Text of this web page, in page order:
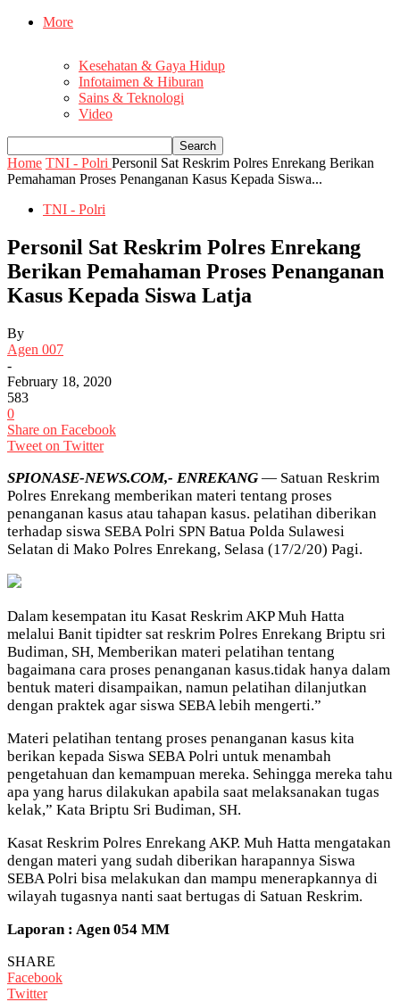
More
Kesehatan & Gaya Hidup
Infotaimen & Hiburan
Sains & Teknologi
Video
Home TNI - Polri Personil Sat Reskrim Polres Enrekang Berikan
Pemahaman Proses Penanganan Kasus Kepada Siswa...
TNI - Polri
Personil Sat Reskrim Polres Enrekang
Berikan Pemahaman Proses Penanganan
Kasus Kepada Siswa Latja
By
Agen 007
-
February 18, 2020
583
0
Share on Facebook
Tweet on Twitter
SPIONASE-NEWS.COM,- ENREKANG — Satuan Reskrim
Polres Enrekang memberikan materi tentang proses
penanganan kasus atau tahapan kasus. pelatihan diberikan
terhadap siswa SEBA Polri SPN Batua Polda Sulawesi
Selatan di Mako Polres Enrekang, Selasa (17/2/20) Pagi.
Dalam kesempatan itu Kasat Reskrim AKP Muh Hatta
melalui Banit tipidter sat reskrim Polres Enrekang Briptu sri
Budiman, SH, Memberikan materi pelatihan tentang
bagaimana cara proses penanganan kasus.tidak hanya dalam
bentuk materi disampaikan, namun pelatihan dilanjutkan
dengan praktek agar siswa SEBA lebih mengerti.”
Materi pelatihan tentang proses penanganan kasus kita
berikan kepada Siswa SEBA Polri untuk menambah
pengetahuan dan kemampuan mereka. Sehingga mereka tahu
apa yang harus dilakukan apabila saat melaksanakan tugas
kelak,” Kata Briptu Sri Budiman, SH.
Kasat Reskrim Polres Enrekang AKP. Muh Hatta mengatakan
dengan materi yang sudah diberikan harapannya Siswa
SEBA Polri bisa melakukan dan mampu menerapkannya di
wilayah tugasnya nanti saat bertugas di Satuan Reskrim.
Laporan : Agen 054 MM
SHARE
Facebook
Twitter